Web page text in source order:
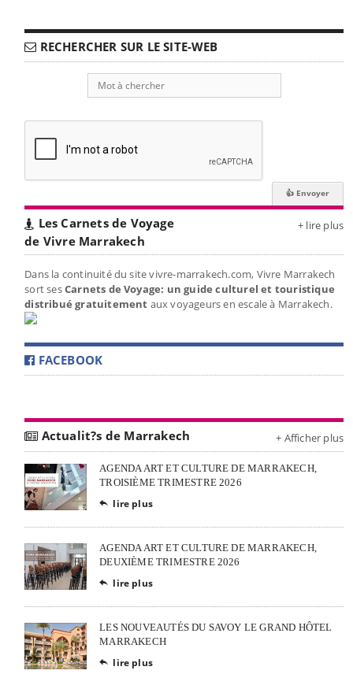
RECHERCHER SUR LE SITE-WEB
Les Carnets de Voyage
de Vivre Marrakech
+ lire plus
Dans la continuité du site vivre-marrakech.com, Vivre Marrakech
sort sesCarnets de Voyage: un guide culturel et touristique
distribué gratuitement aux voyageurs en escale à Marrakech.
FACEBOOK
Actualit?s de Marrakech + Afficher plus
AGENDA ART ET CULTURE DE MARRAKECH,
TROISIÈME TRIMESTRE 2026
 lire plus
AGENDA ART ET CULTURE DE MARRAKECH,
DEUXIÈME TRIMESTRE 2026
 lire plus
LES NOUVEAUTÉS DU SAVOY LE GRAND HÔTEL
MARRAKECH
 lire plus